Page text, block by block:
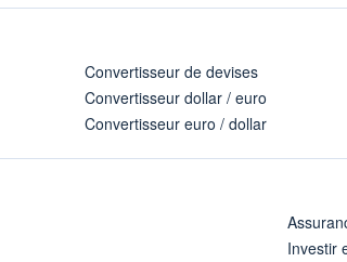
Convertisseur de devises
Convertisseur dollar / euro
Convertisseur euro / dollar
Investir